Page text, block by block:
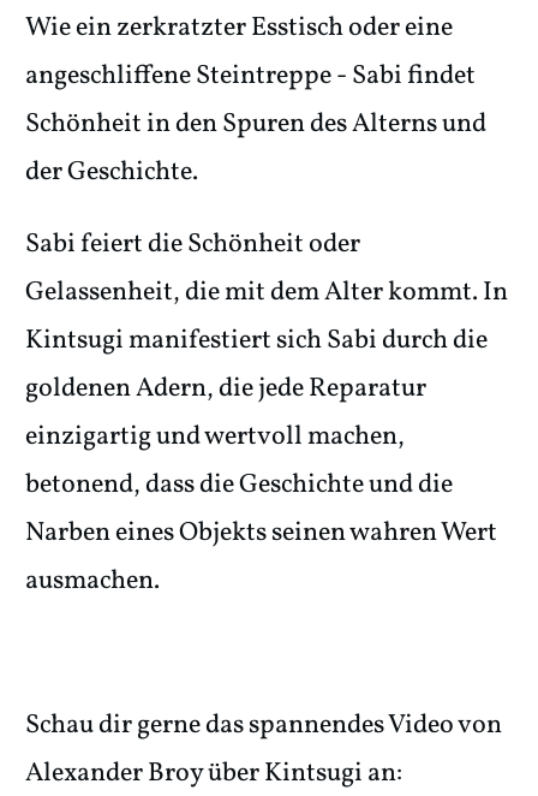
Wie ein zerkratzter Esstisch oder eine
angeschliffene Steintreppe - Sabi findet
Schönheit in den Spuren des Alterns und
der Geschichte.
Sabi feiert die Schönheit oder
Gelassenheit, die mit dem Alter kommt. In
Kintsugi manifestiert sich Sabi durch die
goldenen Adern, die jede Reparatur
einzigartig und wertvoll machen,
betonend, dass die Geschichte und die
Narben eines Objekts seinen wahren Wert
ausmachen.
Schau dir gerne das spannendes Video von
Alexander Broy über Kintsugi an: